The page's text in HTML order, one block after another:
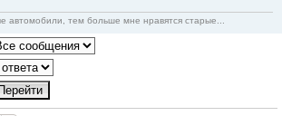
автомобили, тем больше мне нравятся старые...